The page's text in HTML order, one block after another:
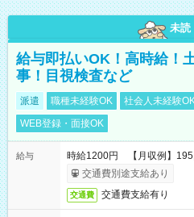
未読
給与即払いOK！高時給！
事！目視検査など
派遣 職種未経験OK 社会人未経験
WEB登録・面接OK
給与
時給1200円 【月収例】
交通費別途支給あり
交通費 交通費支給有り